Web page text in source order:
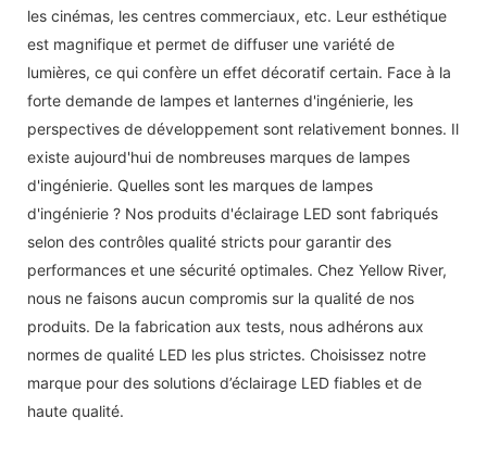
les cinémas, les centres commerciaux, etc. Leur esthétique
est magnifique et permet de diffuser une variété de
lumières, ce qui confère un effet décoratif certain. Face à la
forte demande de lampes et lanternes d'ingénierie, les
perspectives de développement sont relativement bonnes. Il
existe aujourd'hui de nombreuses marques de lampes
d'ingénierie. Quelles sont les marques de lampes
d'ingénierie ? Nos produits d'éclairage LED sont fabriqués
selon des contrôles qualité stricts pour garantir des
performances et une sécurité optimales. Chez Yellow River,
nous ne faisons aucun compromis sur la qualité de nos
produits. De la fabrication aux tests, nous adhérons aux
normes de qualité LED les plus strictes. Choisissez notre
marque pour des solutions d’éclairage LED fiables et de
haute qualité.